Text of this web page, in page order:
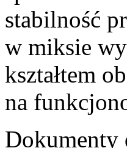
stabilność
w miksie
kształtem
na
Dokumenty